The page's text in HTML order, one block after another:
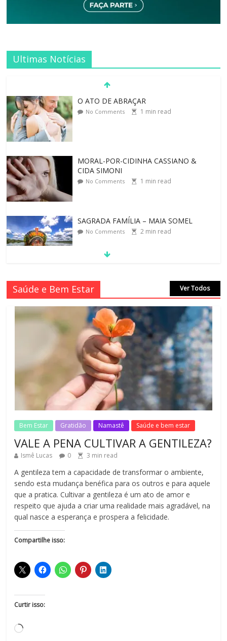
Ultimas Notícias
O ATO DE ABRAÇAR
No Comments 1 min read
MORAL-POR-CIDINHA CASSIANO &
CIDA SIMONI
No Comments 1 min read
SAGRADA FAMÍLIA – MAIA SOMEL
No Comments 2 min read
VALE A PENA CULTIVAR A GENTILEZA?
No Comments
REINVENTANDO A VIDA AOS 70 ANOS
No Comments min read
LEI DO RETORNO
No Comments 1min read
Saúde e Bem Estar Ver Todos
Bem Estar Gratidão Namastê Saúde e bem estar
VALE A PENA CULTIVAR A GENTILEZA?
Ismê Lucas 0 3 min read
A gentileza tem a capacidade de transformar o ambiente,
sendo esta mudança benéfica para os outros e para aquele
que a pratica. Cultivar a gentileza é um ato de amor e
respeito que ajuda a criar uma realidade mais agradável, na
qual nasce a esperança e prospera a felicidade.
Compartilhe isso:
Curtir isso: